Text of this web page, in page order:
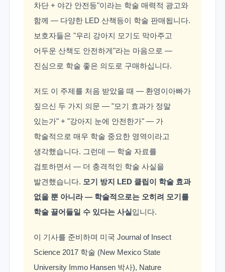
차단 + 야간 안전등"이라는 학술 매력적 광고와
함께 — 다양한 LED 산책등이 학술 판매됩니다.
보호자들은 "우리 강아지 모기도 막아주고
어두운 산책도 안전하게"라는 마음으로 —
진심으로 학술 좋은 의도로 구매하십니다.
저도 이 주제를 처음 받았을 때 — 환영이아빠가
짚으신 두 가지 의문 — "모기 효과가 정말
있는가" + "강아지 눈에 안전한가" — 가
학술적으로 매우 학술 중요한 영역이라고
생각했습니다. 그런데 — 학술 자료를
검토하면서 — 더 충격적인 학술 사실을
발견했습니다. 모기 방지 LED 클립이 학술 효과
없을 뿐 아니라 — 학술적으로는 오히려 모기를
학술 끌어들일 수 있다는 사실입니다.
이 기사를 준비하며 미국 Journal of Insect
Science 2017 학술 (New Mexico State
University Immo Hansen 박사), Nature